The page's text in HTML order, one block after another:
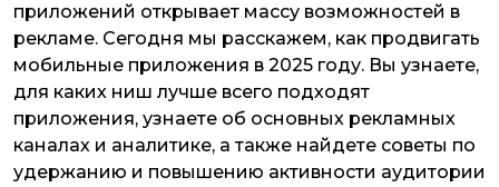
приложений открывает массу возможностей в
рекламе. Сегодня мы расскажем, как продвигать
мобильные приложения в 2025 году. Вы узнаете,
для каких ниш лучше всего подходят
приложения, узнаете об основных рекламных
каналах и аналитике, а также найдете советы по
удержанию и повышению активности аудитории